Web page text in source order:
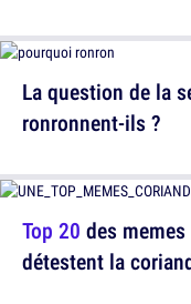
La question de la
ronronnent-ils ?
Top 20 des
détestent la